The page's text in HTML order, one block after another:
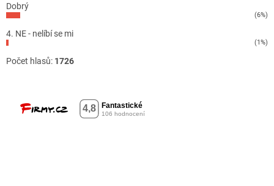
Dobrý
(6%)
4. NE - nelíbí se mi
(1%)
Počet hlasů: 1726